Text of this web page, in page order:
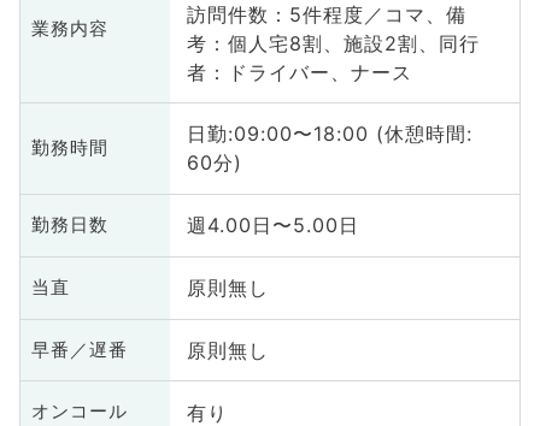
業務内容
訪問件数：5件程度／コマ、備
考：個人宅8割、施設2割、同行
者：ドライバー、ナース
勤務時間
日勤:09:00〜18:00 (休憩時間:
60分)
勤務日数 週4.00日〜5.00日
当直 原則無し
早番／遅番 原則無し
オンコール 有り